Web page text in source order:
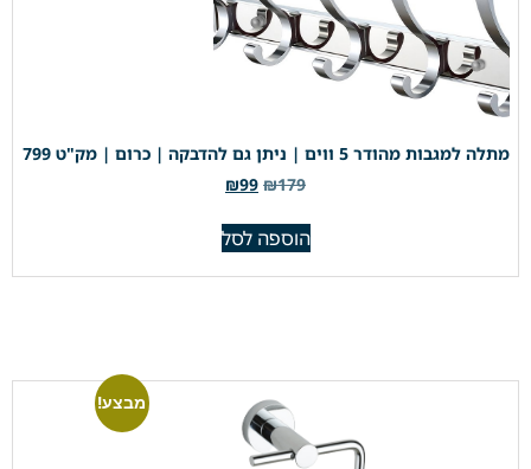
מתלה למגבות מהודר 5 ווים | ניתן גם להדבקה | כרום | מק"ט 799
₪179
₪99
הוספה לסל
מבצע!